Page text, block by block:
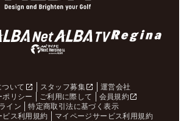
いて スタッフ募集
運営会社
ポリシー
ご利用に際して
会員規約
イン
特定商取引法に基づく表示
ビス利用規約
マイページサービス利用規約